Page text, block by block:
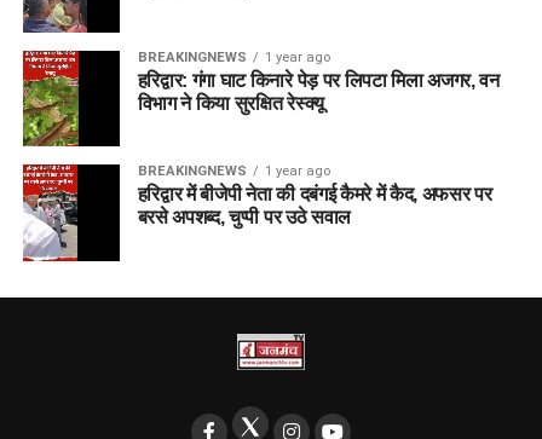
BREAKINGNEWS 1 year ago
हरिद्वार: गंगा घाट किनारे पेड़ पर लिपटा मिला अजगर, वन
विभाग ने किया सुरक्षित रेस्क्यू
BREAKINGNEWS 1 year ago
हरिद्वार में बीजेपी नेता की दबंगई कैमरे में कैद, अफसर पर
बरसे अपशब्द, चुप्पी पर उठे सवाल